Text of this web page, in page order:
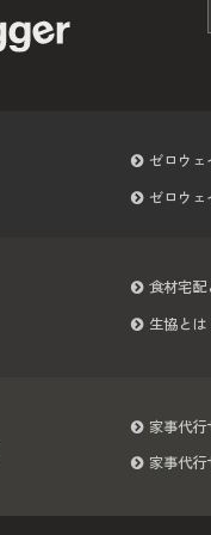
ゼロウ
ゼロウ
食材宅配
生協とは
家事代
家事代